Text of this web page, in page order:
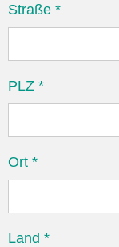
Straße *
PLZ *
Ort *
Land *